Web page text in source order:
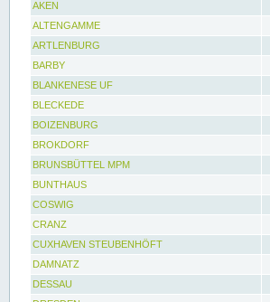
AKEN
ALTENGAMME
ARTLENBURG
BARBY
BLANKENESE UF
BLECKEDE
BOIZENBURG
BROKDORF
BRUNSBÜTTEL MPM
BUNTHAUS
COSWIG
CRANZ
CUXHAVEN STEUBENHÖFT
DAMNATZ
DESSAU